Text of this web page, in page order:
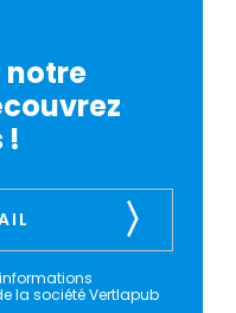
notre
!
la société Vertlapub